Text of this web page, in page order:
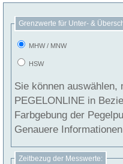
Grenzwerte für Unter- &
MHW / MNW
HSW
Sie können
PEGELONLINE in Beziehung
Farbgebung der
Genauere
Zeitbezug der Messwerte: